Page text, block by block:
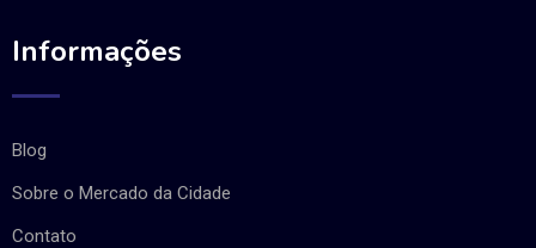
Informações
Blog
Sobre o Mercado da Cidade
Contato